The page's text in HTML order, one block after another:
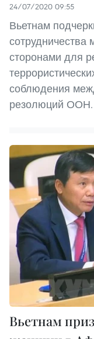
24/07/2020 09:55
Вьетнам
сторонами для
соблюдения
резолюций ООН.
Вьетнам